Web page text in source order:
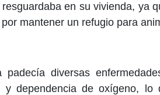
en su vivienda, ya
mantener un refugio para
diversas
y dependencia de oxígeno, lo